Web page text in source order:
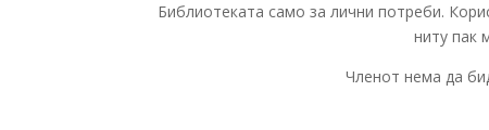
Библиотеката само за лични потреби.
ниту пак
Членот нема да